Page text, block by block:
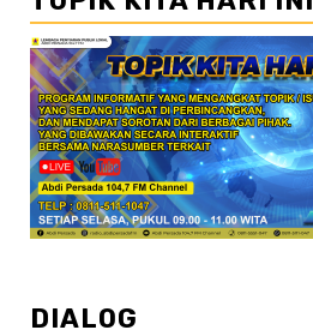
DIALOG